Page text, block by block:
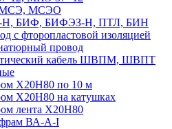
МСЭО
БИФ, БИФЭЗ-Н, ПТЛ, БИН
с фторопластовой изоляцией
провод
кабель ШВПМ, ШВПТ
Х20Н80 по 10 м
Х20Н80 на катушках
лента Х20Н80
ВА-А-I